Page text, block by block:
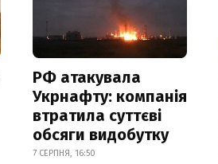
РФ атакувала
Укрнафту: компанія
втратила суттєві
обсяги видобутку
7 СЕРПНЯ, 16:50